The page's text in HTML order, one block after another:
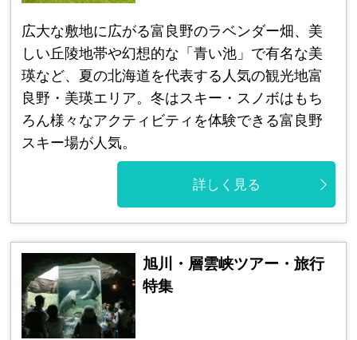
広大な敷地に広がる富良野のラベンダー畑、美
しい丘陵地帯や幻想的な「青い池」で有名な美
瑛など、夏の北海道を代表する人気の観光地富
良野・美瑛エリア。冬はスキー・スノボはもち
ろん様々なアクティビティを体験できる富良野
スキー場が人気。
詳しく見る
旭川・層雲峡ツアー・旅行
特集